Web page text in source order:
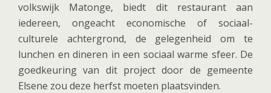
volkswijk Matonge, biedt dit restaurant aan
iedereen, ongeacht economische of sociaal-
culturele achtergrond, de gelegenheid om te
lunchen en dineren in een sociaal warme sfeer. De
goedkeuring van dit project door de gemeente
Elsene zou deze herfst moeten plaatsvinden.